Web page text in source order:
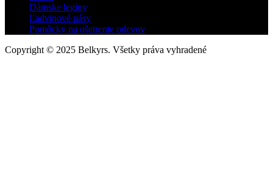
Dámske legíny
Ľadvinové pásy
Pomôcky na ošetrenie odevov
Copyright © 2025 Belkyrs. Všetky práva vyhradené